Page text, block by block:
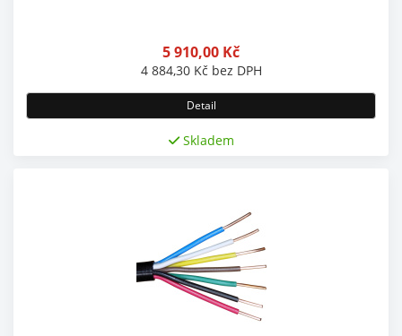
5 910,00 Kč
4 884,30 Kč bez DPH
Detail
Skladem